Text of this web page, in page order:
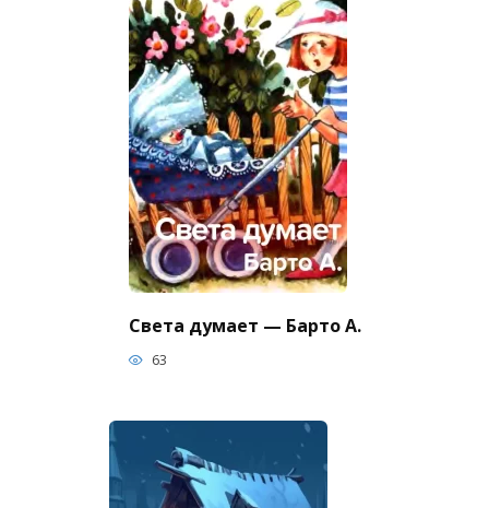
Света думает — Барто А.
63